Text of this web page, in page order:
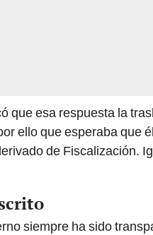
que esa respuesta la
ello que esperaba que
de Fiscalización.
siempre ha sido